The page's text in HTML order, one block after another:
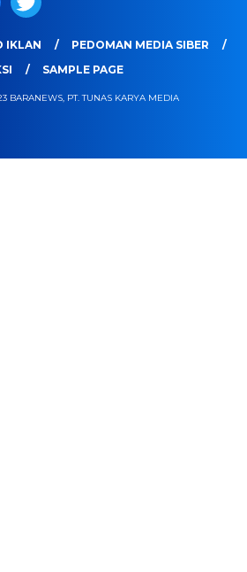
IKLAN
PEDOMAN MEDIA SIBER
SAMPLE PAGE
BARANEWS, PT. TUNAS KARYA MEDIA